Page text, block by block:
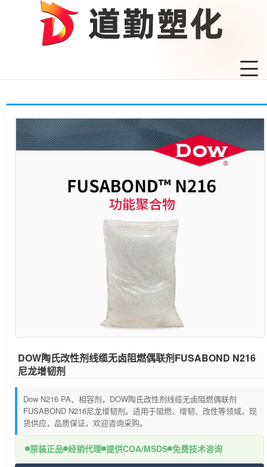
DOW陶氏改性剂线缆无卤阻燃偶联剂FUSABOND N216
尼龙增韧剂
Dow N216 PA、相容剂，DOW陶氏改性剂线缆无卤阻燃偶联剂
FUSABOND N216尼龙增韧剂。适用于阻燃、增韧、改性等领域。现
货供应，品质保证，欢迎咨询采购。
原装正品 经销代理 提供COA/MSDS 免费技术咨询